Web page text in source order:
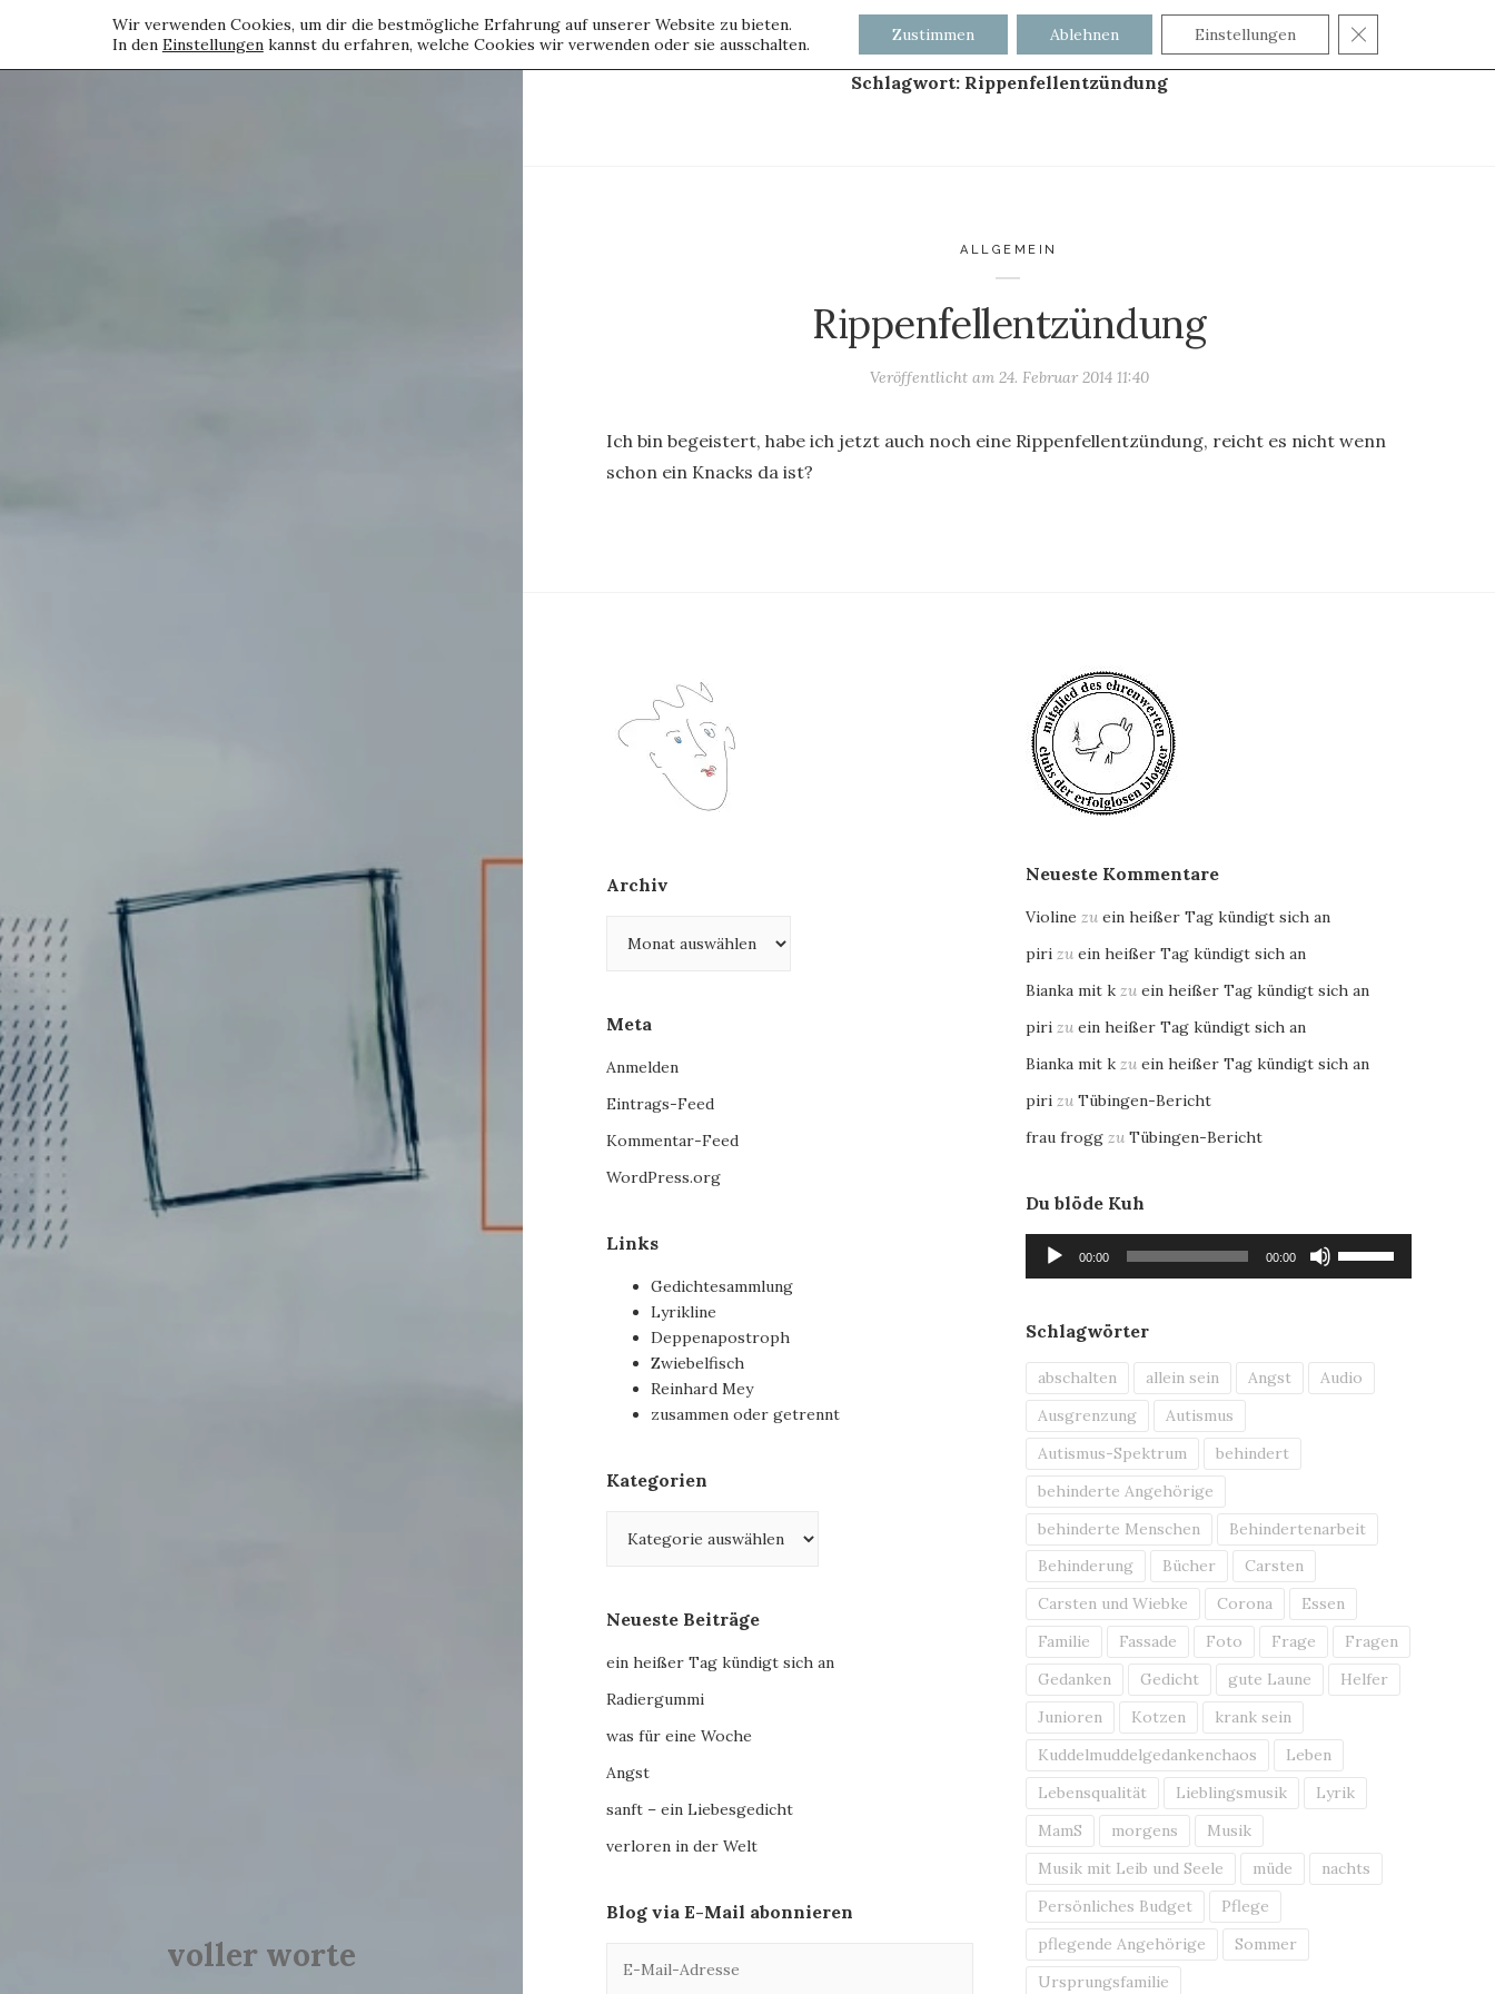
voller worte
Schlagwort: Rippenfellentzündung
ALLGEMEIN
Rippenfellentzündung
Veröffentlicht am 24. Februar 2014 11:40
Ich bin begeistert, habe ich jetzt auch noch eine Rippenfellentzündung, reicht es nicht wenn
schon ein Knacks da ist?
Archiv
Meta
Anmelden
Eintrags-Feed
Kommentar-Feed
WordPress.org
Links
Gedichtesammlung
Lyrikline
Deppenapostroph
Zwiebelfisch
Reinhard Mey
zusammen oder getrennt
Kategorien
Neueste Beiträge
ein heißer Tag kündigt sich an
Radiergummi
was für eine Woche
Angst
sanft – ein Liebesgedicht
verloren in der Welt
Blog via E-Mail abonnieren
Mail-
Neueste Kommentare
Violine zuein heißer Tag kündigt sich an
piri zuein heißer Tag kündigt sich an
Bianka mit k zuein heißer Tag kündigt sich an
piri zuein heißer Tag kündigt sich an
Bianka mit k zuein heißer Tag kündigt sich an
piri zuTübingen-Bericht
frau frogg zuTübingen-Bericht
Du blöde Kuh
Audio-
Player
00:00 00:00
Lautstärke
zu
Schlagwörter
abschalten allein sein Angst
Audio
Ausgrenzung
Autismus
Autismus-Spektrum
behindert
behinderte Angehörige
behinderte Menschen
Behindertenarbeit
Behinderung
Bücher
Carsten
Carsten und Wiebke
Corona
Essen
Familie
Fassade Foto Frage
Fragen
Gedanken
Gedicht gute Laune
Helfer
Junioren
Kotzen
krank sein
Kuddelmuddelgedankenchaos
Leben
Lebensqualität
Lieblingsmusik
Lyrik
MamS
morgens
Musik
Musik mit Leib und Seele
müde
nachts
Persönliches Budget
Pflege
pflegende Angehörige
Sommer
Ursprungsfamilie
Wir verwenden Cookies, um dir die bestmögliche Erfahrung auf unserer Website zu bieten.
In den Einstellungenkannst du erfahren, welche Cookies wir verwenden oder sie ausschalten. Zustimmen Ablehnen Einstellungen GDPR